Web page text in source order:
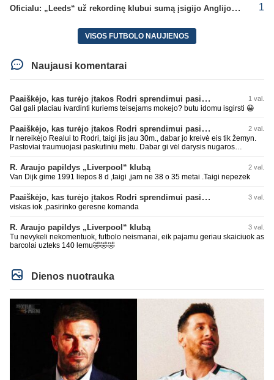
Oficialu: „Leeds“ už rekordinę klubui sumą įsigijo Anglijos rinktinės vartininką 1
VISOS FUTBOLO NAUJIENOS
Naujausi komentarai
Paaiškėjo, kas turėjo įtakos Rodri sprendimui pasirinkti Barselonos pusę 1 val.
Gal gali placiau ivardinti kuriems teisejams mokejo? butu idomu isgirsti 😀
Paaiškėjo, kas turėjo įtakos Rodri sprendimui pasirinkti Barselonos pusę 2 val.
Ir nereikėjo Realui to Rodri, taigi jis jau 30m., dabar jo kreivė eis tik žemyn.
Pastoviai traumuojasi paskutiniu metu. Dabar gi vėl darysis nugaros
Real turi ir geresnių opcijų, Mauras viską sustatys į vietas. Jeigu jis iš tikro
būtų buvęs reikalingas, Perezas būtų ir pasiėmęs seniai. Beja ir ManCity, ne
šiaip sau paleidžia jį. Sėkmės jam Barcoje, galės su savo korešais iš
R. Araujo papildys „Liverpool“ klubą 2 val.
Van Dijk gime 1991 liepos 8 d ,taigi ,jam ne 38 o 35 metai .Taigi nepezek
Paaiškėjo, kas turėjo įtakos Rodri sprendimui pasirinkti Barselonos pusę 3 val.
viskas iok ,pasirinko geresne komanda
R. Araujo papildys „Liverpool“ klubą 3 val.
Tu nevykeli nekomentuok, futbolo neismanai, eik pajamu geriau skaiciuok as
barcolai uzteks 140 lemu🤣🤣🤣
Dienos nuotrauka